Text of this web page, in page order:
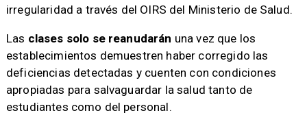
irregularidad a través del OIRS del Ministerio de Salud.
Las clases solo se reanudarán una vez que los
establecimientos demuestren haber corregido las
deficiencias detectadas y cuenten con condiciones
apropiadas para salvaguardar la salud tanto de
estudiantes como del personal.